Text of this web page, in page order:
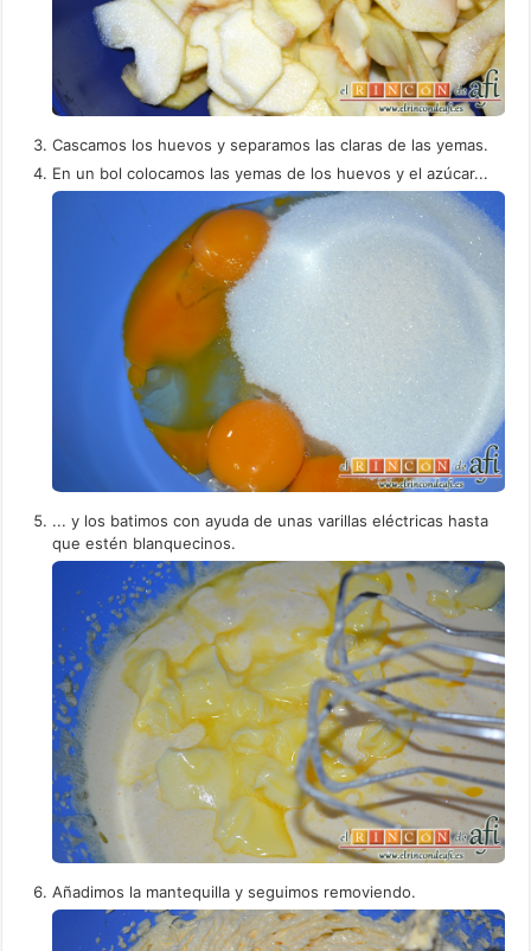
Cascamos los huevos y separamos las claras de las yemas.
En un bol colocamos las yemas de los huevos y el azúcar...
... y los batimos con ayuda de unas varillas eléctricas hasta
que estén blanquecinos.
Añadimos la mantequilla y seguimos removiendo.